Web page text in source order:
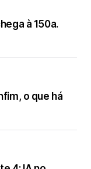
à 150a.
o que há